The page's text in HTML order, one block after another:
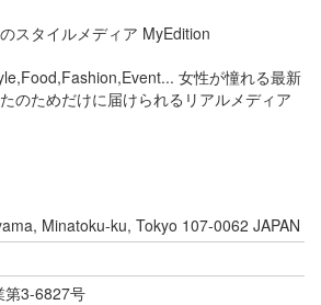
スタイルメディア MyEdition
女性が憧れる最新
のためだけに届けられるリアルメディア
Minatoku-ku, Tokyo 107-0062 JAPAN
第3-6827号